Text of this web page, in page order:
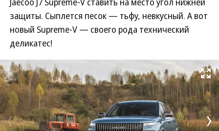
защиты. Сыплется песок — тьфу, невкусный. А вот
новый Supreme-V — своего рода технический
деликатес!
Развернуть